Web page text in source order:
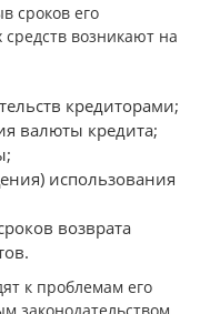
сроков его
возникают на
кредиторами;
валюты кредита;
использования
возврата
к проблемам его